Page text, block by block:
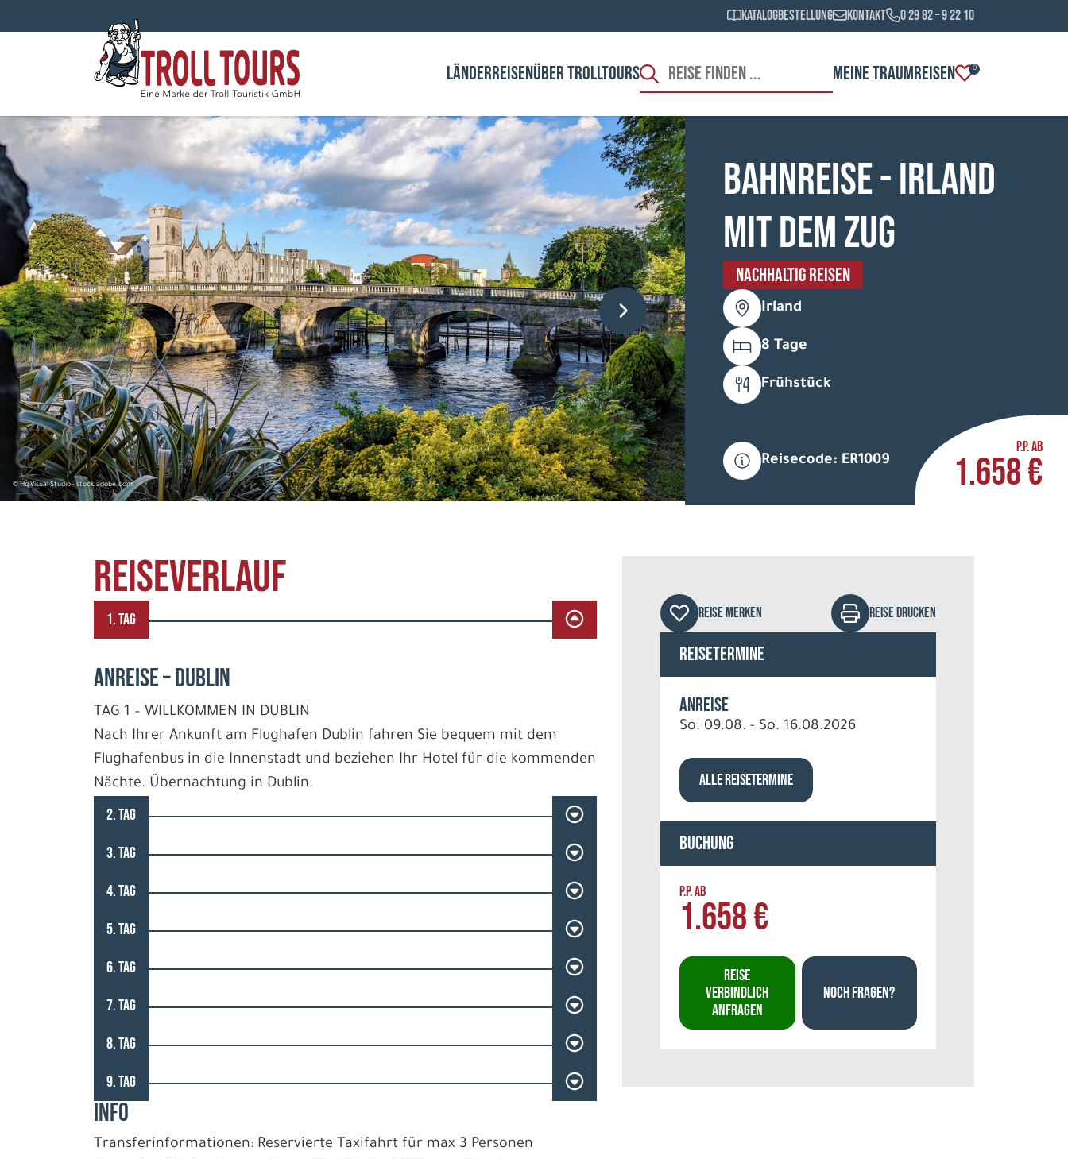
Katalogbestellung Kontakt 0 29 82 – 9 22 10
LÄNDERREISENÜBER TROLLTOURS MEINE TRAUMREISEN 0
© Hq Visual Studio - stock.adobe.com
Bahnreise - Irland
mit dem Zug
NACHHALTIG REISEN
Irland
8 Tage
Frühstück
Reisecode: ER1009
P.P. AB
1.658 €
REISEVERLAUF
1. TAG
ANREISE – DUBLIN
TAG 1 – WILLKOMMEN IN DUBLIN
Nach Ihrer Ankunft am Flughafen Dublin fahren Sie bequem mit dem
Flughafenbus in die Innenstadt und beziehen Ihr Hotel für die kommenden
Nächte. Übernachtung in Dublin.
2. TAG
3. TAG
4. TAG
5. TAG
6. TAG
7. TAG
8. TAG
9. TAG
INFO
Transferinformationen: Reservierte Taxifahrt für max 3 Personen
REISE MERKEN REISE DRUCKEN
Reisetermine
Anreise
So. 09.08. - So. 16.08.2026
ALLE REISETERMINE
Buchung
P.P. AB
1.658 €
REISE
VERBINDLICH
ANFRAGEN
NOCH FRAGEN?